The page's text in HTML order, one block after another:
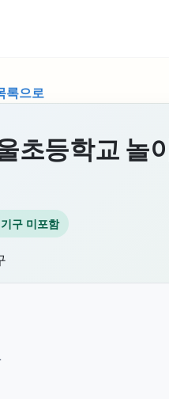
록으로
초등학교 놀
구 미포함